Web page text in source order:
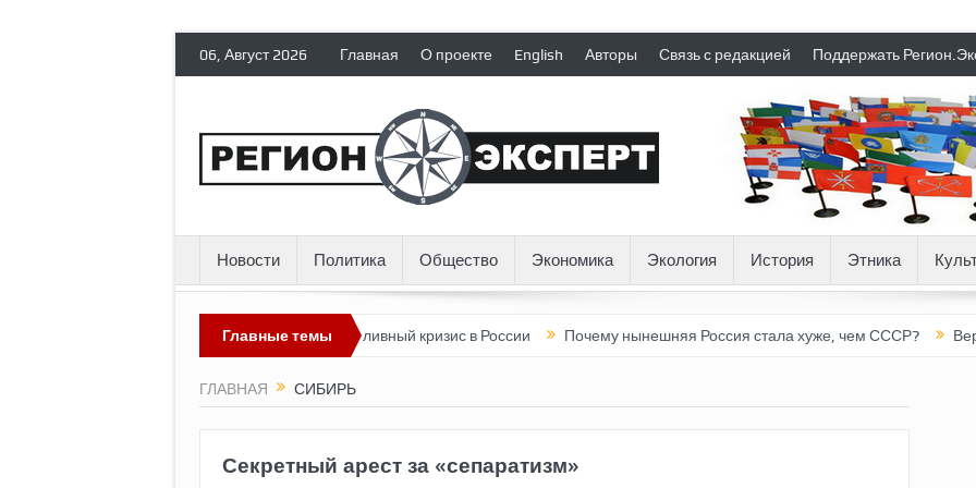
06, Август 2026 Главная О проекте English Авторы Связь с редакцией Поддержать
Новости Политика Общество Экономика Экология История Этника
Главные темы
эмигрантов гражданских прав Топливный кризис в России Почему нынешняя Россия стала хуже, чем СССР? Вертикаль
ГЛАВНАЯ СИБИРЬ
Секретный арест за «сепаратизм»